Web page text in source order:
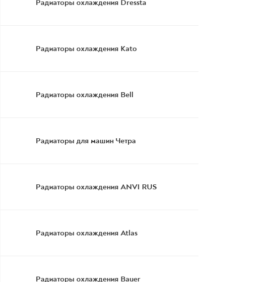
Радиаторы охлаждения Dressta
Радиаторы охлаждения Kato
Радиаторы охлаждения Bell
Радиаторы для машин Четра
Радиаторы охлаждения ANVI RUS
Радиаторы охлаждения Atlas
Радиаторы охлаждения Bauer